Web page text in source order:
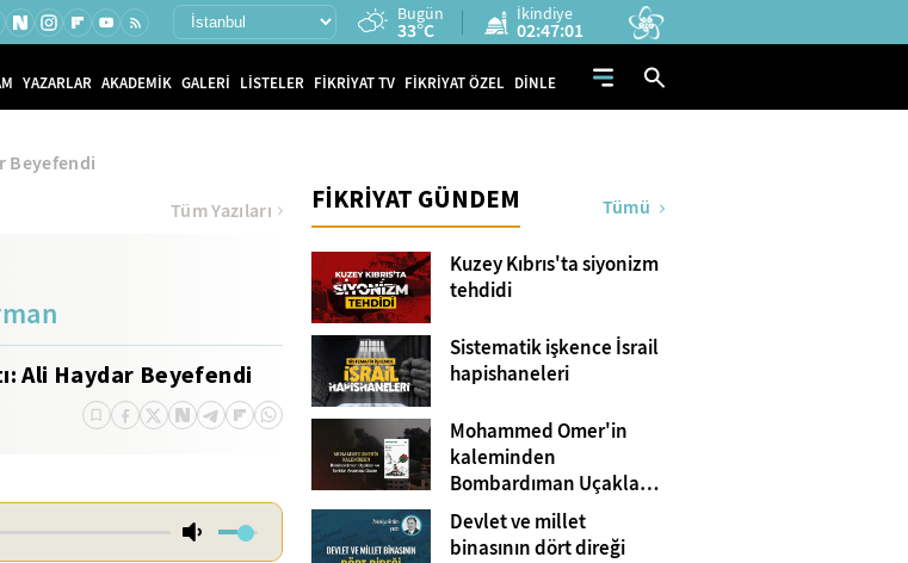
Bugün
33°C
İkindiye
02:47:00
YAZARLAR AKADEMİK GALERİ LİSTELER FİKRİYAT TV FİKRİYAT ÖZEL DİNLE
Beyefendi
Ali Haydar Beyefendi
Tüm Yazıları FİKRİYAT GÜNDEM Tümü
Kuzey Kıbrıs'ta siyonizm
tehdidi
Sistematik işkence İsrail
hapishaneleri
Mohammed Omer'in
kaleminden
Bombardıman Uçakları
ve Tanklar Arasında
Gazze
Devlet ve millet
binasının dört direği